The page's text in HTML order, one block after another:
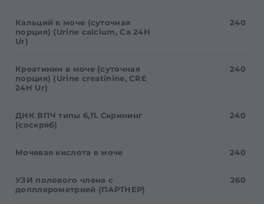
Кальций в моче (суточная
порция) (Urine calcium, Ca 24H
Ur)
240
Креатинин в моче (суточная
порция) (Urine creatinine, CRE
24H Ur)
240
ДНК ВПЧ типы 6,11. Скрининг
(соскряб)
240
Мочевая кислота в моче 240
УЗИ полового члена с
допплерометрией (ПАРТНЕР)
260